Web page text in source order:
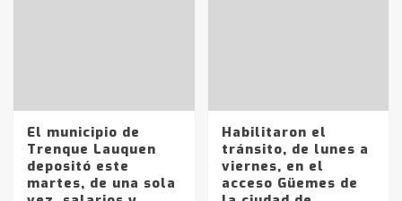
El municipio de
Trenque Lauquen
depositó este
martes, de una sola
Habilitaron el
tránsito, de lunes a
viernes, en el
acceso Güemes de
4
Los precios de los combustibles en